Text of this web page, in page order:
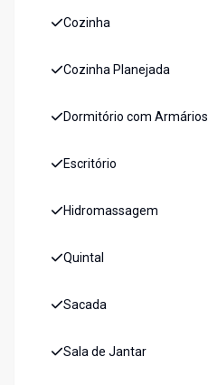
Cozinha
Cozinha Planejada
Dormitório com Armários
Escritório
Hidromassagem
Quintal
Sacada
Sala de Jantar